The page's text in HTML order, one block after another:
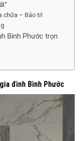
chữa – Bảo trì
Bình Phước trọn
đình Bình Phước